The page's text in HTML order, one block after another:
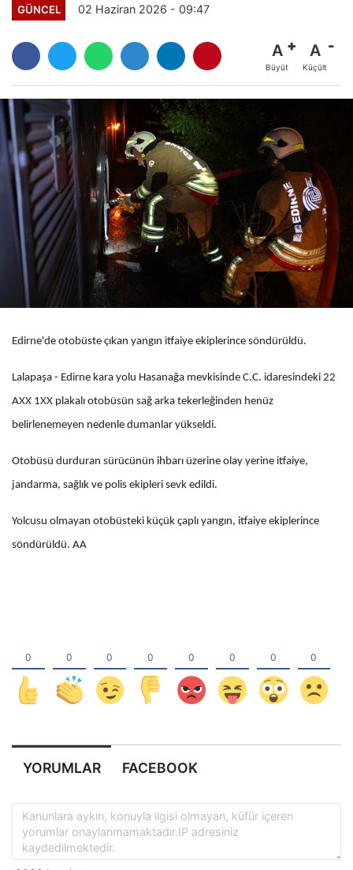
GÜNCEL 02 Haziran 2026 - 09:47
A
Büyüt
A
Küçült
Edirne'de otobüste çıkan yangın itfaiye ekiplerince söndürüldü.
Lalapaşa - Edirne kara yolu Hasanağa mevkisinde C.C. idaresindeki 22
AXX 1XX plakalı otobüsün sağ arka tekerleğinden henüz
belirlenemeyen nedenle dumanlar yükseldi.
Otobüsü durduran sürücünün ihbarı üzerine olay yerine itfaiye,
jandarma, sağlık ve polis ekipleri sevk edildi.
Yolcusu olmayan otobüsteki küçük çaplı yangın, itfaiye ekiplerince
söndürüldü. AA
YORUMLAR FACEBOOK